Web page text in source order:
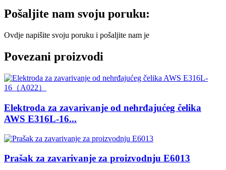
Pošaljite nam svoju poruku:
Ovdje napišite svoju poruku i pošaljite nam je
Povezani proizvodi
Elektroda za zavarivanje od nehrđajućeg čelika
AWS E316L-16...
Prašak za zavarivanje za proizvodnju E6013